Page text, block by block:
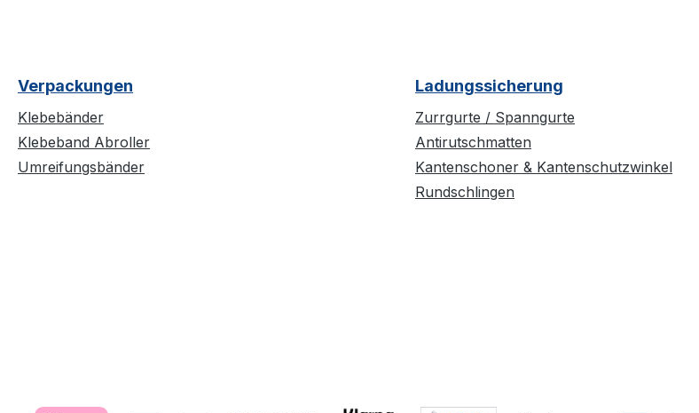
Verpackungen
Klebebänder
Klebeband Abroller
Umreifungsbänder
Ladungssicherung
Zurrgurte / Spanngurte
Antirutschmatten
Kantenschoner & Kantenschutzwinkel
Rundschlingen